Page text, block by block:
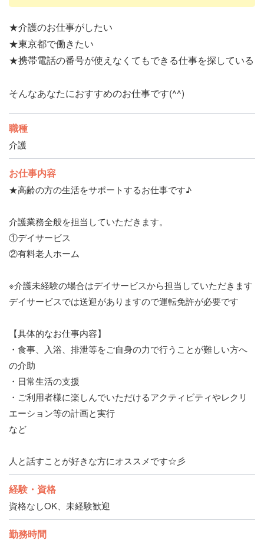
★介護のお仕事がしたい
★東京都で働きたい
★携帯電話の番号が使えなくてもできる仕事を探している
そんなあなたにおすすめのお仕事です(^^)
職種
介護
お仕事内容
★高齢の方の生活をサポートするお仕事です♪
介護業務全般を担当していただきます。
①デイサービス
②有料老人ホーム
※介護未経験の場合はデイサービスから担当していただきます
デイサービスでは送迎がありますので運転免許が必要です
【具体的なお仕事内容】
・食事、入浴、排泄等をご自身の力で行うことが難しい方へ
の介助
・日常生活の支援
・ご利用者様に楽しんでいただけるアクティビティやレクリ
エーション等の計画と実行
など
人と話すことが好きな方にオススメです☆彡
経験・資格
資格なしOK、未経験歓迎
勤務時間